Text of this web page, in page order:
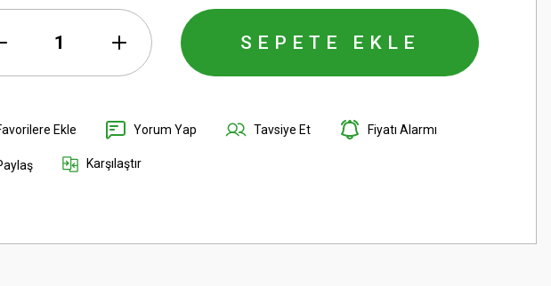
SEPETE EKLE
Yorum Yap Tavsiye Et Fiyatı Alarmı
Karşılaştır